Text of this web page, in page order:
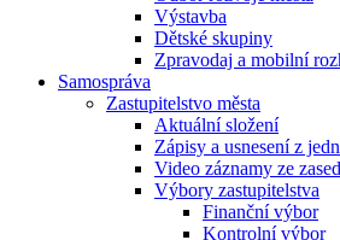
Výstavba
Dětské skupiny
Zpravodaj a mobilní
Samospráva
Zastupitelstvo města
Aktuální složení
Zápisy a usnesení z
Video záznamy ze
Výbory zastupitelstva
Finanční výbor
Kontrolní výbor